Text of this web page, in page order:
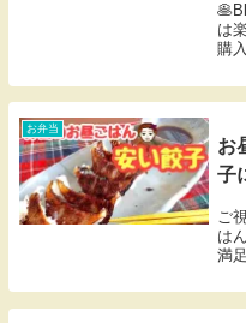
は
購
っ
あ
※掲
お弁当
お
子
ご
は
満
君
当
ま